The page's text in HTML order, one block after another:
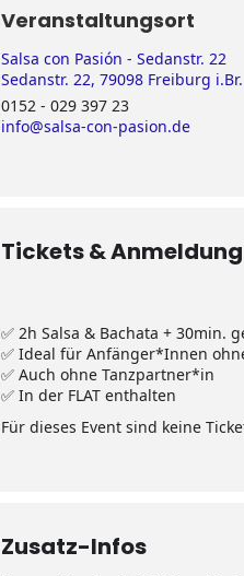
Veranstaltungsort
Salsa con Pasión - Sedanstr. 22
Sedanstr. 22, 79098 Freiburg i.Br.
0152 - 029 397 23
info@salsa-con-pasion.de
Tickets & Anmeldung
✅ 2h Salsa & Bachata + 30min.
✅ Ideal für Anfänger*Innen
✅ Auch ohne Tanzpartner*in
✅ In der FLAT enthalten
Für dieses Event sind keine
Zusatz-Infos